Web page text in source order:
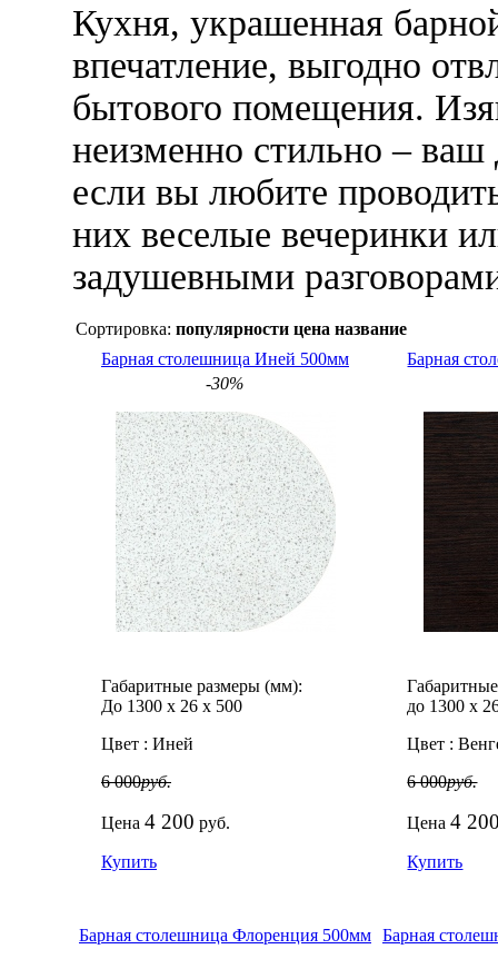
Кухня, украшенная
впечатление, выгодно
бытового помещения.
неизменно стильно – ваш
если вы любите
них веселые вечеринки
задушевными
Сортировка: популярности цена название
Барная столешница Иней 500мм
-30%
Габаритные размеры (мм):
До 1300 х 26 х 500
Цвет : Иней
6 000руб.
Цена 4 200 руб.
Купить
Барная
до 1300 х
Цвет :
6 000руб.
Цена4
Купить
Барная столешница Флоренция 500мм Барная